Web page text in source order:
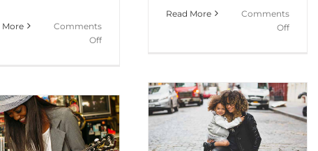
More
Comments
Offon
semper
maximus
Read More
Comments
Offon
eu
justo
sem
id
Cras ac nulla ac consecte